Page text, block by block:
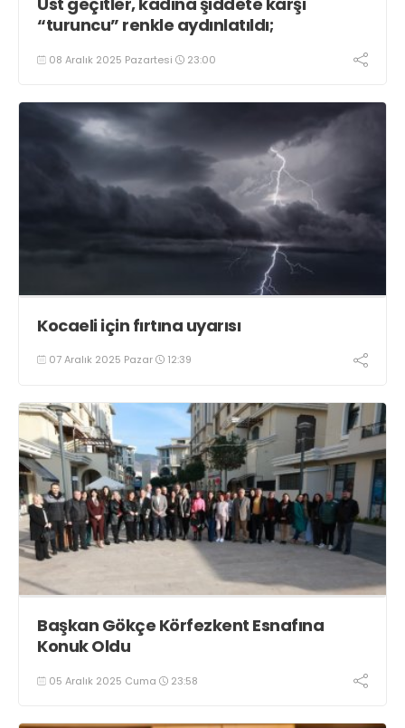
“turuncu” renkle aydınlatıldı;
08 Aralık 2025 Pazartesi 23:00
Kocaeli için fırtına uyarısı
07 Aralık 2025 Pazar 12:39
Başkan Gökçe Körfezkent Esnafına
Konuk Oldu
05 Aralık 2025 Cuma 23:58